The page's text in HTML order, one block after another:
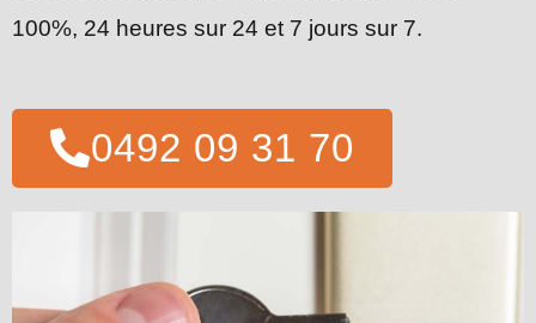
100%, 24 heures sur 24 et 7 jours sur 7.
0492 09 31 70